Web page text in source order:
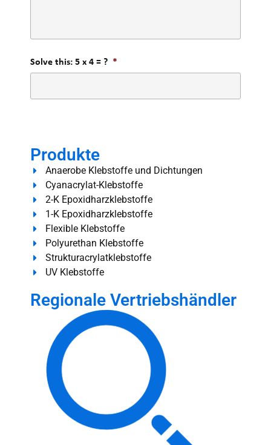
Solve this: 5 x 4 = ? *
Produkte
Anaerobe Klebstoffe und Dichtungen
Cyanacrylat-Klebstoffe
2-K Epoxidharzklebstoffe
1-K Epoxidharzklebstoffe
Flexible Klebstoffe
Polyurethan Klebstoffe
Strukturacrylatklebstoffe
UV Klebstoffe
Regionale Vertriebshändler